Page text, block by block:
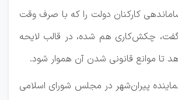
کارکنان دولت را که با صرف وقت
چکش‌کاری هم شده، در قالب لایحه
تا موانع قانونی شدن آن هموار شود.
پیران‌شهر در مجلس شورای اسلامی